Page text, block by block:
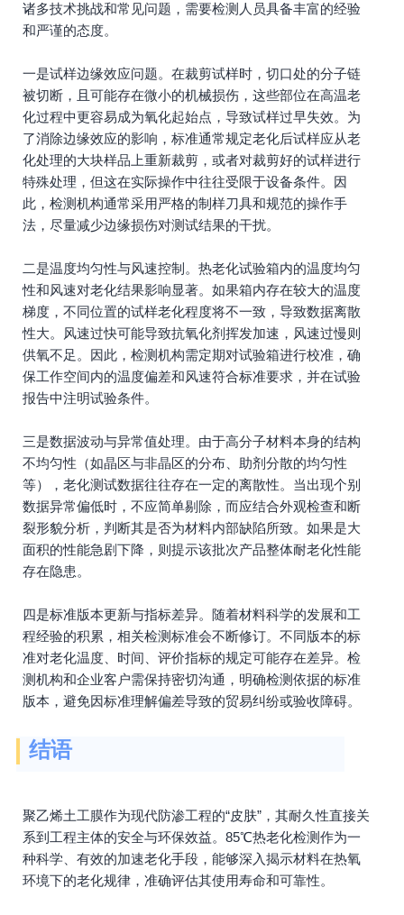
诸多技术挑战和常见问题，需要检测人员具备丰富的经验
和严谨的态度。
一是试样边缘效应问题。在裁剪试样时，切口处的分子链
被切断，且可能存在微小的机械损伤，这些部位在高温老
化过程中更容易成为氧化起始点，导致试样过早失效。为
了消除边缘效应的影响，标准通常规定老化后试样应从老
化处理的大块样品上重新裁剪，或者对裁剪好的试样进行
特殊处理，但这在实际操作中往往受限于设备条件。因
此，检测机构通常采用严格的制样刀具和规范的操作手
法，尽量减少边缘损伤对测试结果的干扰。
二是温度均匀性与风速控制。热老化试验箱内的温度均匀
性和风速对老化结果影响显著。如果箱内存在较大的温度
梯度，不同位置的试样老化程度将不一致，导致数据离散
性大。风速过快可能导致抗氧化剂挥发加速，风速过慢则
供氧不足。因此，检测机构需定期对试验箱进行校准，确
保工作空间内的温度偏差和风速符合标准要求，并在试验
报告中注明试验条件。
三是数据波动与异常值处理。由于高分子材料本身的结构
不均匀性（如晶区与非晶区的分布、助剂分散的均匀性
等），老化测试数据往往存在一定的离散性。当出现个别
数据异常偏低时，不应简单剔除，而应结合外观检查和断
裂形貌分析，判断其是否为材料内部缺陷所致。如果是大
面积的性能急剧下降，则提示该批次产品整体耐老化性能
存在隐患。
四是标准版本更新与指标差异。随着材料科学的发展和工
程经验的积累，相关检测标准会不断修订。不同版本的标
准对老化温度、时间、评价指标的规定可能存在差异。检
测机构和企业客户需保持密切沟通，明确检测依据的标准
版本，避免因标准理解偏差导致的贸易纠纷或验收障碍。
结语
聚乙烯土工膜作为现代防渗工程的“皮肤”，其耐久性直接关
系到工程主体的安全与环保效益。85℃热老化检测作为一
种科学、有效的加速老化手段，能够深入揭示材料在热氧
环境下的老化规律，准确评估其使用寿命和可靠性。